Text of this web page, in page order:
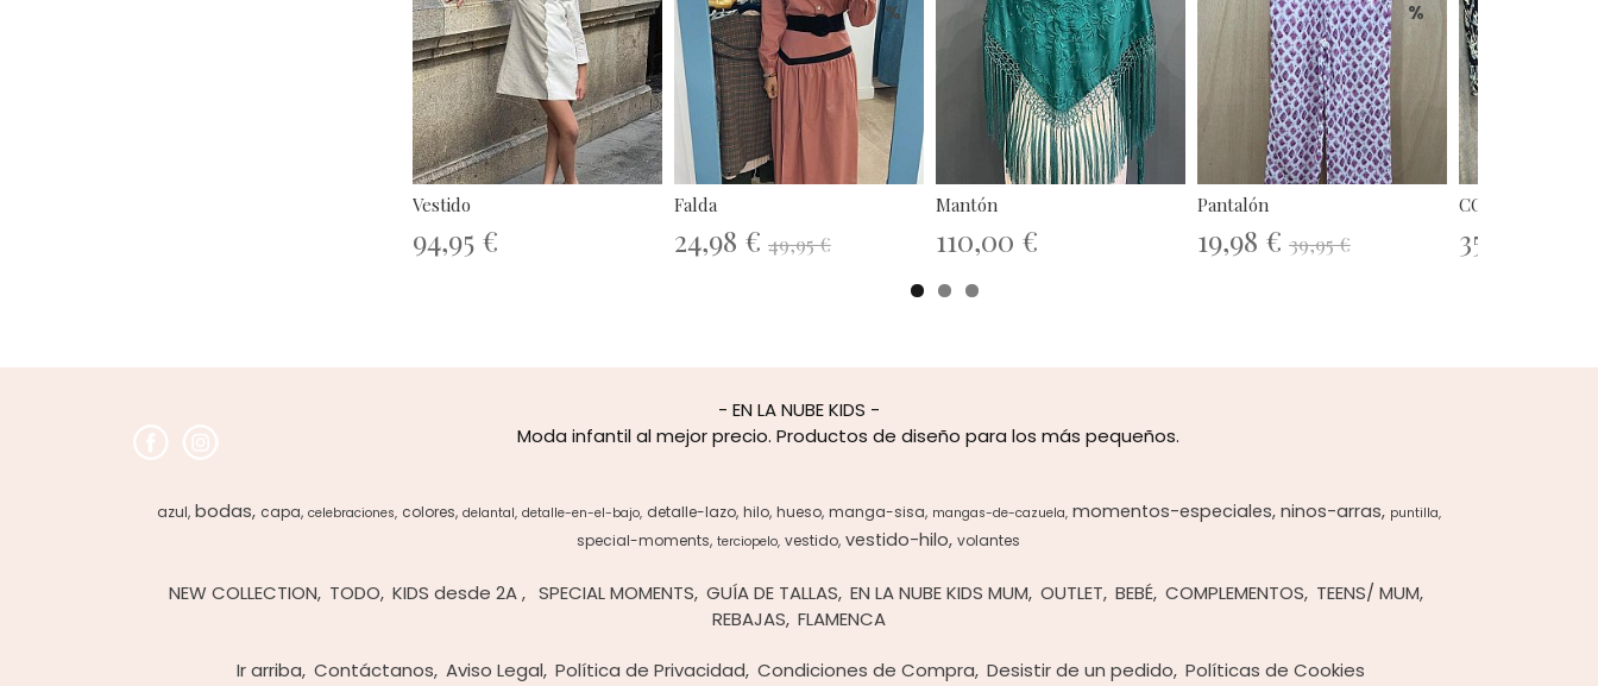
Vestido
94,95 €
%
Falda
24,98 € 49,95 €
Mantón
110,00 €
%
Pantalón
19,98 € 39,95 €
CONJUNTO
35,16 €
- EN LA NUBE KIDS -
Moda infantil al mejor precio. Productos de diseño para los más pequeños.
azul bodas capa celebraciones colores delantal detalle-en-el-bajo detalle-lazo hilo hueso manga-sisa mangas-de-cazuela momentos-especiales ninos-arras puntilla
special-moments terciopelo vestido vestido-hilo volantes
NEW COLLECTION TODO KIDS desde 2A SPECIAL MOMENTS GUÍA DE TALLAS EN LA NUBE KIDS MUM OUTLET BEBÉ COMPLEMENTOS TEENS/ MUM
REBAJAS FLAMENCA
Ir arriba Contáctanos Aviso Legal Política de Privacidad Condiciones de Compra Desistir de un pedido Políticas de Cookies